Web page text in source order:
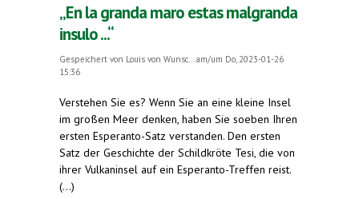
„En la granda maro estas malgranda
insulo ...“
Gespeichert von Louis von Wunsc...
am/um Do, 2023-01-26
15:36
Verstehen Sie es? Wenn Sie an eine kleine Insel
im großen Meer denken, haben Sie soeben Ihren
ersten Esperanto-Satz verstanden. Den ersten
Satz der Geschichte der Schildkröte Tesi, die von
ihrer Vulkaninsel auf ein Esperanto-Treffen reist.
(...)